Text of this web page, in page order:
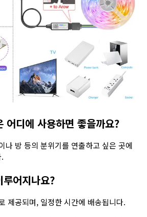
어디에 사용하면 좋을까요?
나 방 등의 분위기를 연출하고 싶은 곳에
어지나요?
제공되며, 일정한 시간에 배송됩니다.